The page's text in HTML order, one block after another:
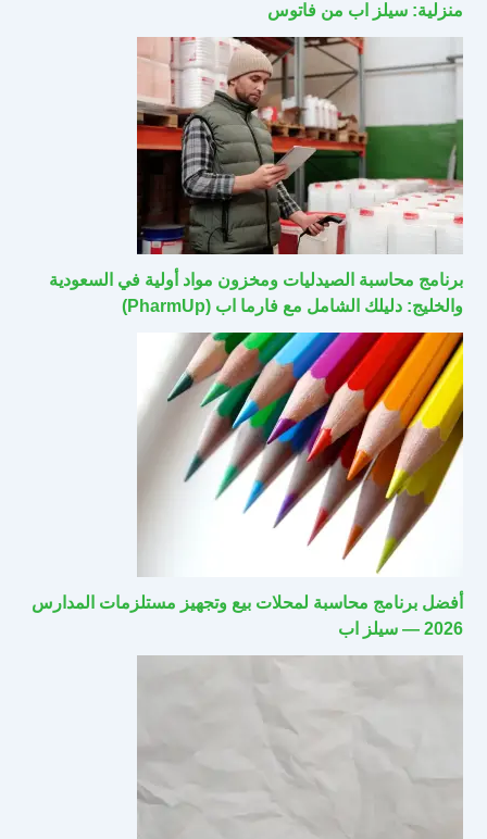
منزلية: سيلز اب من فاتوس
برنامج محاسبة الصيدليات ومخزون مواد أولية في السعودية
والخليج: دليلك الشامل مع فارما اب (PharmUp)
أفضل برنامج محاسبة لمحلات بيع وتجهيز مستلزمات المدارس
2026 — سيلز اب